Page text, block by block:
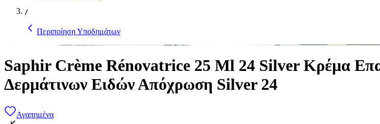
/
Περιποίηση Υποδημάτων
Saphir Crème Rénovatrice 25 Ml 24 Silver Κρέμα
Δερμάτινων Ειδών Απόχρωση Silver 24
Αγαπημένα